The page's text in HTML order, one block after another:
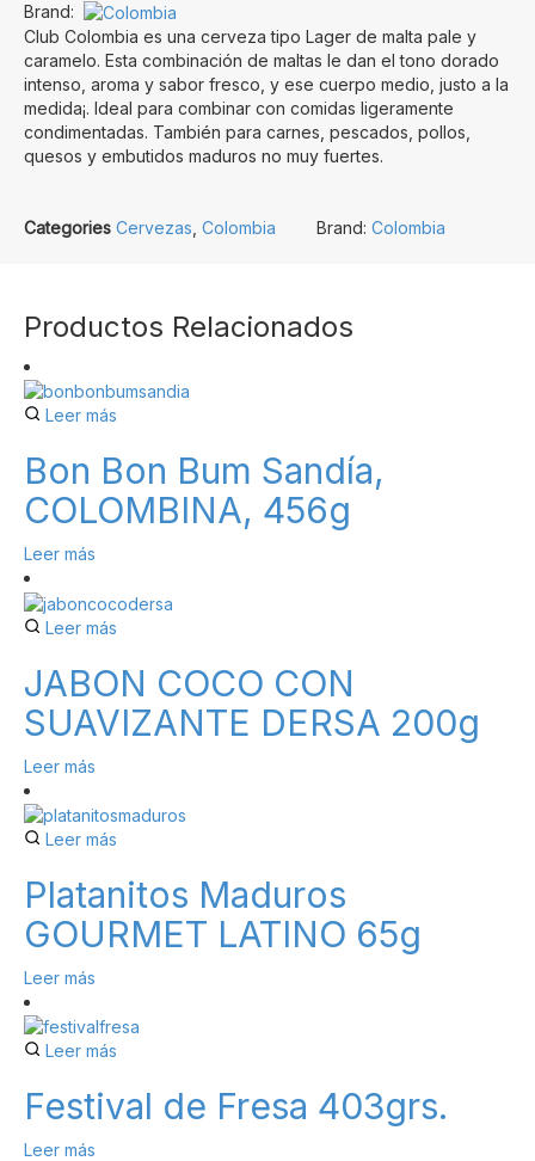
Brand:
Club Colombia es una cerveza tipo Lager de malta pale y
caramelo. Esta combinación de maltas le dan el tono dorado
intenso, aroma y sabor fresco, y ese cuerpo medio, justo a la
medida¡. Ideal para combinar con comidas ligeramente
condimentadas. También para carnes, pescados, pollos,
quesos y embutidos maduros no muy fuertes.
Categories Cervezas Colombia Brand: Colombia
Productos Relacionados
Leer más
Bon Bon Bum Sandía,
COLOMBINA, 456g
Leer más
Leer más
JABON COCO CON
SUAVIZANTE DERSA 200g
Leer más
Leer más
Platanitos Maduros
GOURMET LATINO 65g
Leer más
Leer más
Festival de Fresa 403grs.
Leer más